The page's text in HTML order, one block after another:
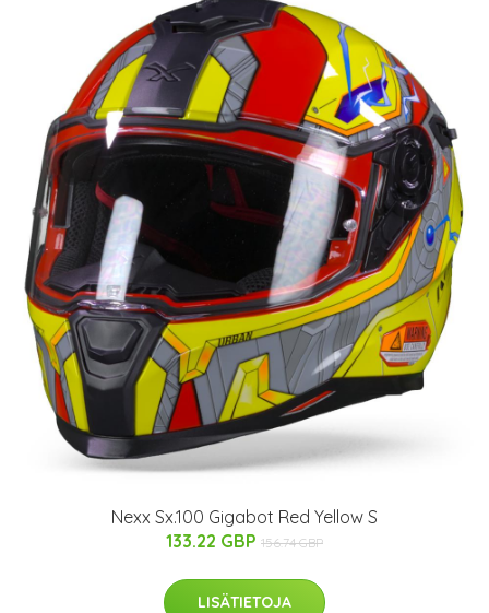
Nexx Sx.100 Gigabot Red Yellow S
133.22 GBP 156.74 GBP
LISÄTIETOJA